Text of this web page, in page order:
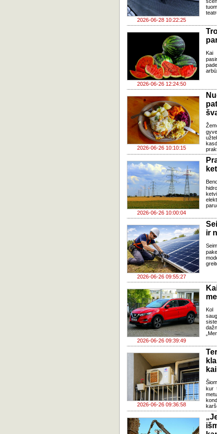
2026-06-28 10:22:25
2026-06-26 12:24:50
Kai
2026-06-26 10:10:15
2026-06-26 10:00:04
2026-06-26 09:55:27
ir
2026-06-26 09:39:49
Kol
2026-06-26 09:36:58
kur